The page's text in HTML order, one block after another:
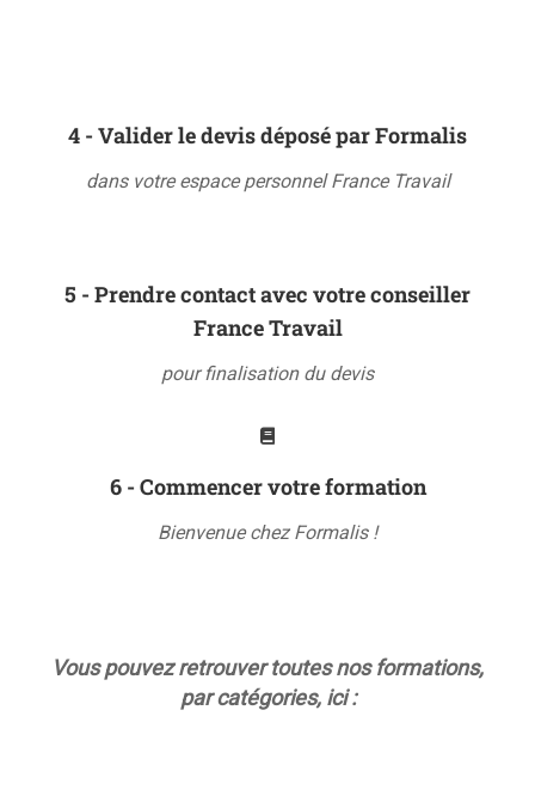
4 - Valider le devis déposé par Formalis
dans votre espace personnel France Travail
5 - Prendre contact avec votre conseiller
France Travail
pour finalisation du devis
6 - Commencer votre formation
Bienvenue chez Formalis !
Vous pouvez retrouver toutes nos formations,
par catégories, ici :